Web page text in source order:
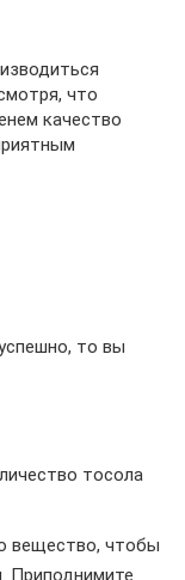
что
качество
то вы
тосола
вещество, чтобы
Приподнимите